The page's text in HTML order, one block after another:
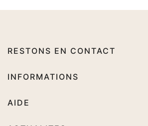
RESTONS EN CONTACT
INFORMATIONS
AIDE